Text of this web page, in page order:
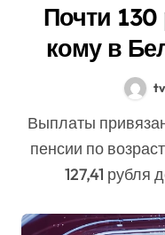
Почти 130
кому в
Выплаты привязаны к минимальному размеру
пенсии по
127,41 рубля